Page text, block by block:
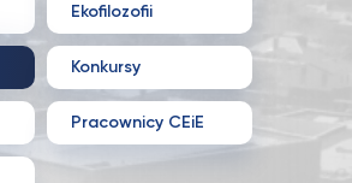
Ekofilozofii
Konkursy
Pracownicy CEiE